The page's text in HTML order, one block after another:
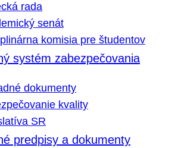
rada
senát
komisia pre študentov
systém zabezpečovania
dokumenty
kvality
SR
predpisy a dokumenty